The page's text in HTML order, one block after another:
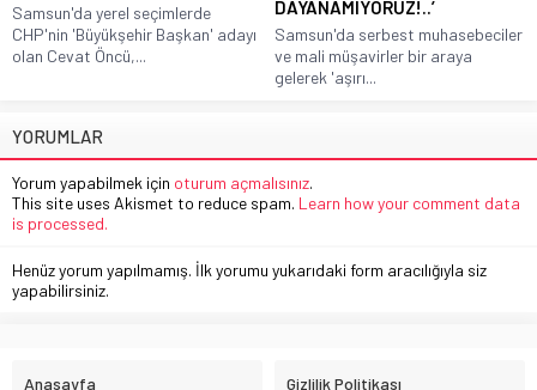
Samsun'da yerel seçimlerde
CHP'nin 'Büyükşehir Başkan' adayı
olan Cevat Öncü,...
DAYANAMIYORUZ!..’
Samsun'da serbest muhasebeciler
ve mali müşavirler bir araya
gelerek 'aşırı...
YORUMLAR
Yorum yapabilmek için oturum açmalısınız.
This site uses Akismet to reduce spam. Learn how your comment data
is processed.
Henüz yorum yapılmamış. İlk yorumu yukarıdaki form aracılığıyla siz
yapabilirsiniz.
Anasayfa Gizlilik Politikası